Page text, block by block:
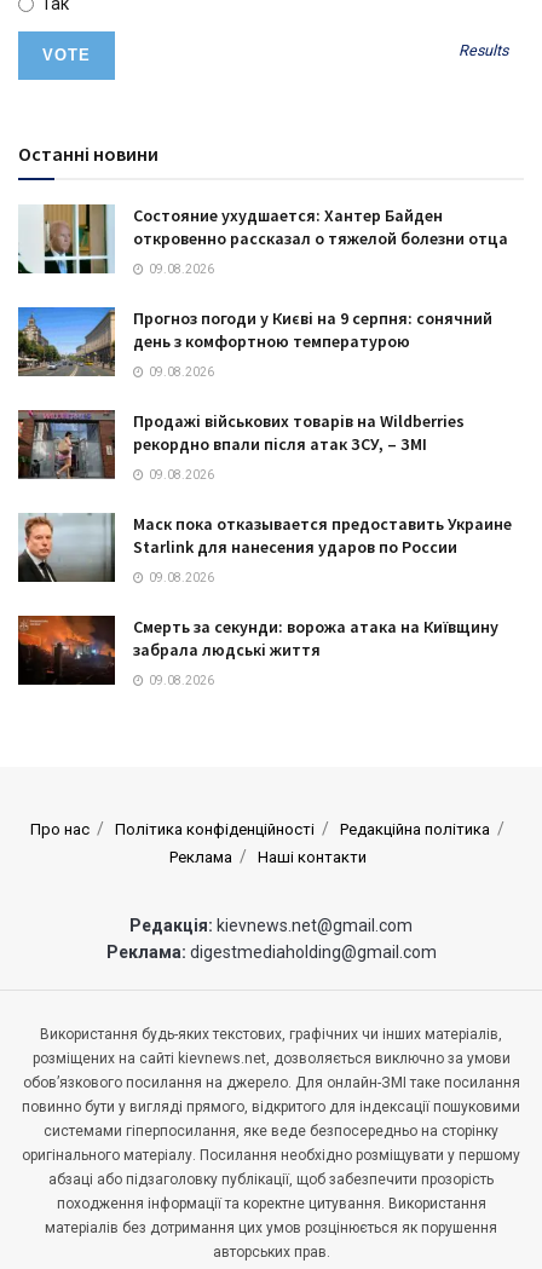
Results
Останні новини
Состояние ухудшается: Хантер Байден
откровенно рассказал о тяжелой болезни отца
09.08.2026
Прогноз погоди у Києві на 9 серпня: сонячний
день з комфортною температурою
09.08.2026
Продажі військових товарів на Wildberries
рекордно впали після атак ЗСУ, – ЗМІ
09.08.2026
Маск пока отказывается предоставить Украине
Starlink для нанесения ударов по России
09.08.2026
Смерть за секунди: ворожа атака на Київщину
забрала людські життя
09.08.2026
Про нас Політика конфіденційності
Редакційна політика
Реклама
Наші контакти
Редакція: kievnews.net@gmail.com
Реклама: digestmediaholding@gmail.com
Використання будь-яких текстових, графічних чи інших матеріалів,
розміщених на сайті kievnews.net, дозволяється виключно за умови
обов’язкового посилання на джерело. Для онлайн-ЗМІ таке посилання
повинно бути у вигляді прямого, відкритого для індексації пошуковими
системами гіперпосилання, яке веде безпосередньо на сторінку
оригінального матеріалу. Посилання необхідно розміщувати у першому
абзаці або підзаголовку публікації, щоб забезпечити прозорість
походження інформації та коректне цитування. Використання
матеріалів без дотримання цих умов розцінюється як порушення
авторських прав.